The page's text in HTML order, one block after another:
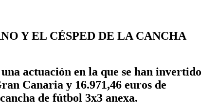
Y EL CÉSPED DE LA CANCHA
actuación en la que se han invertido
Canaria y 16.971,46 euros de
de fútbol 3x3 anexa.